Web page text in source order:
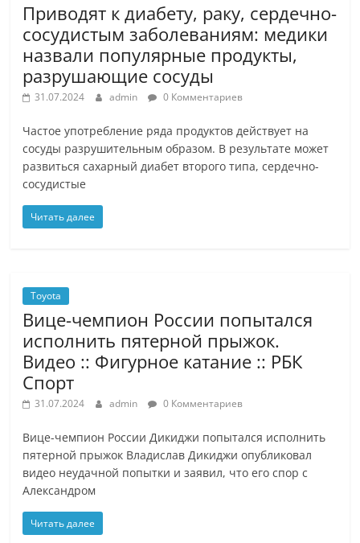
Приводят к диабету, раку, сердечно-
сосудистым заболеваниям: медики
назвали популярные продукты,
разрушающие сосуды
31.07.2024 admin 0 Комментариев
Частое употребление ряда продуктов действует на
сосуды разрушительным образом. В результате может
развиться сахарный диабет второго типа, сердечно-
сосудистые
Читать далее
Toyota
Вице-чемпион России попытался
исполнить пятерной прыжок.
Видео :: Фигурное катание :: РБК
Спорт
31.07.2024 admin 0 Комментариев
Вице-чемпион России Дикиджи попытался исполнить
пятерной прыжок Владислав Дикиджи опубликовал
видео неудачной попытки и заявил, что его спор с
Александром
Читать далее